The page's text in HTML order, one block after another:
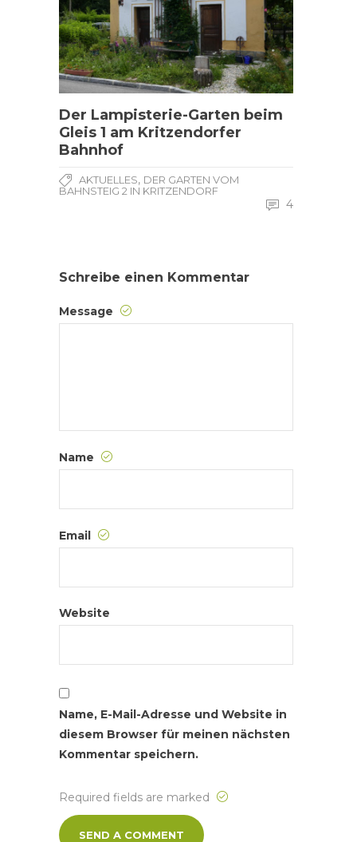
Der Lampisterie-Garten beim
Gleis 1 am Kritzendorfer
Bahnhof
AKTUELLES, DER GARTEN VOM
BAHNSTEIG 2 IN KRITZENDORF
4
Schreibe einen Kommentar
Message
Name
Email
Website
Name, E-Mail-Adresse und Website in
diesem Browser für meinen nächsten
Kommentar speichern.
Required fields are marked